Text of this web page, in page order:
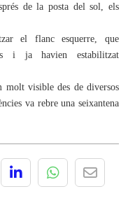
de la posta del sol, els
el flanc esquerre, que
i ja havien estabilitzat
molt visible des de diversos
va rebre una seixantena